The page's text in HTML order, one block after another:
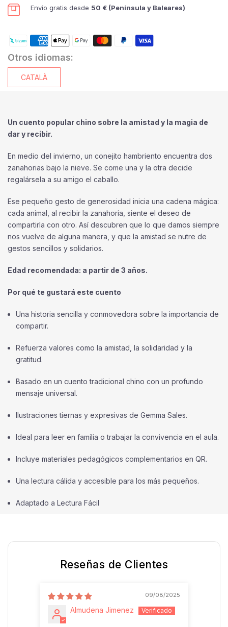
Envío gratis desde 50 € (Península y Baleares)
Otros idiomas:
CATALÀ
Un cuento popular chino sobre la amistad y la magia de
dar y recibir.
En medio del invierno, un conejito hambriento encuentra dos
zanahorias bajo la nieve. Se come una y la otra decide
regalársela a su amigo el caballo.
Ese pequeño gesto de generosidad inicia una cadena mágica:
cada animal, al recibir la zanahoria, siente el deseo de
compartirla con otro. Así descubren que lo que damos siempre
nos vuelve de alguna manera, y que la amistad se nutre de
gestos sencillos y solidarios.
Edad recomendada: a partir de 3 años.
Por qué te gustará este cuento
Una historia sencilla y conmovedora sobre la importancia de
compartir.
Refuerza valores como la amistad, la solidaridad y la
gratitud.
Basado en un cuento tradicional chino con un profundo
mensaje universal.
Ilustraciones tiernas y expresivas de Gemma Sales.
Ideal para leer en familia o trabajar la convivencia en el aula.
Incluye materiales pedagógicos complementarios en QR.
Una lectura cálida y accesible para los más pequeños.
Adaptado a Lectura Fácil
Reseñas de Clientes
09/08/2025
Almudena Jimenez